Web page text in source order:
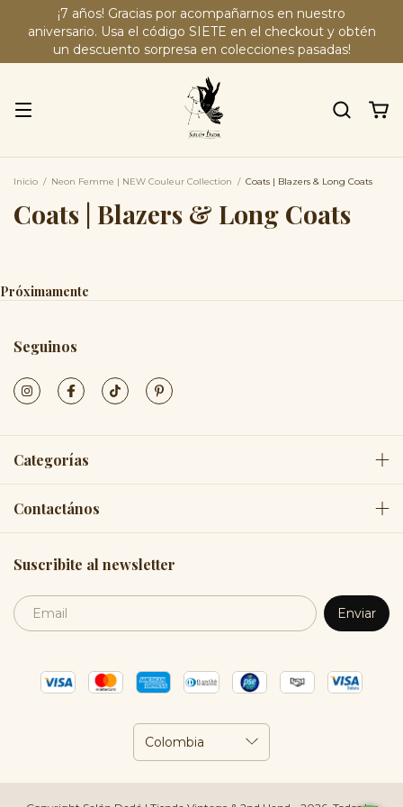
¡7 años! Gracias por acompañarnos en nuestro
aniversario. Usa el código SIETE en el checkout y obtén
un descuento sorpresa en colecciones pasadas!
Inicio / Neon Femme | NEW Couleur Collection / Coats | Blazers & Long Coats
Coats | Blazers & Long Coats
Próximamente
Seguinos
Categorías
Contactános
Suscribite al newsletter